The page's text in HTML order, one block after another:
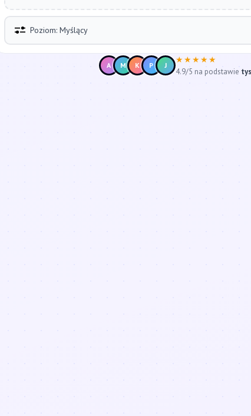
Poziom: Myślący
A M K P J
★★★★★
4.9/5 na podstawie